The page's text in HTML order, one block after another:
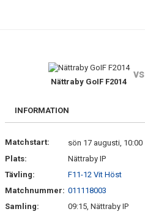
BILDGALLERI
DOKUMENT
Nättraby GoIF F2014
vs
INFORMATION
Matchstart:
sön 17 augusti, 10:00
Plats:
Nättraby IP
Tävling:
F11-12 Vit Höst
Matchnummer: 011118003
Samling:
09:15, Nättraby IP